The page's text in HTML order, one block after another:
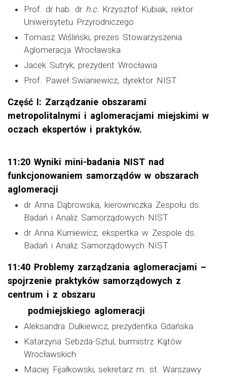
Prof. dr hab. dr h.c. Krzysztof Kubiak, rektor
Uniwersytetu Przyrodniczego
Tomasz Wiśliński, prezes Stowarzyszenia
Aglomeracja Wrocławska
Jacek Sutryk, prezydent Wrocławia
Prof. Paweł Swianiewicz, dyrektor NIST
Część I: Zarządzanie obszarami
metropolitalnymi i aglomeracjami miejskimi w
oczach ekspertów i praktyków.
11:20 Wyniki mini-badania NIST nad
funkcjonowaniem samorządów w obszarach
aglomeracji
dr Anna Dąbrowska, kierowniczka Zespołu ds.
Badań i Analiz Samorządowych NIST
dr Anna Kurniewicz, ekspertka w Zespole ds.
Badań i Analiz Samorządowych NIST
11:40 Problemy zarządzania aglomeracjami –
spojrzenie praktyków samorządowych z
centrum i z obszaru
podmiejskiego aglomeracji
Aleksandra Dulkiewicz, prezydentka Gdańska
Katarzyna Sebzda-Sztul, burmistrz Kątów
Wrocławskich
Maciej Fijałkowski, sekretarz m. st. Warszawy